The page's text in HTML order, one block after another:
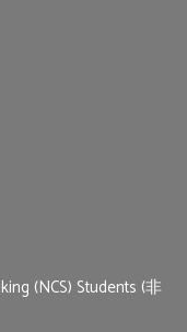
(NCS) Students (非